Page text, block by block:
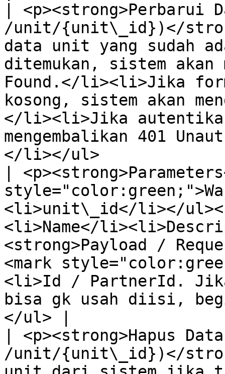
| <p><strong>Perbarui
/unit/{unit\_id})</
data unit yang sudah
ditemukan, sistem akan
Found.</li><li>Jika
kosong, sistem akan
</li><li>Jika
mengembalikan 401
</li></ul>
|
<li>unit\_id</li></
<li>Name</
<strong>Payload /
<mark
<li>Id / PartnerId.
bisa gk usah diisi,
</ul> |
| <p><strong>Hapus
/unit/{unit\_id})</